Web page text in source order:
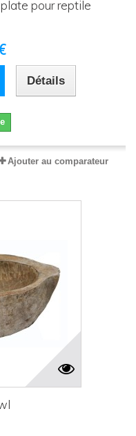
pour reptile
Détails
Ajouter au comparateur